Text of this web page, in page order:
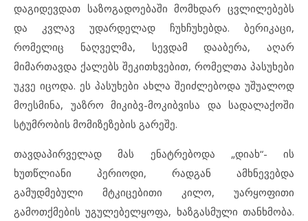
დაგიდევდათ საზოგადოებაში მომხდარ ცვლილებებს
და კვლავ უდარდელად ჩუხჩუხებდა. ბერიკაცი,
რომელიც ნაღველმა, სევდამ დააბერა, აღარ
მიმართავდა ქალებს შეკითხვებით, რომელთა პასუხები
უკვე იცოდა. ეს პასუხები ახლა შეიძლებოდა უშუალოდ
მოესმინა, უაზრო მიკიბვ-მოკიბვისა და სადალაქოში
სტუმრობის მომიზეზების გარეშე.
თავდაპირველად მას ენატრებოდა „დიახ“- ის
ხუთწლიანი პერიოდი, რადგან ამხნევებდა
გამუდმებული მტკიცებითი კილო, უარყოფითი
გამოთქმების უგულებელყოფა, ხაზგასმული თანხმობა.